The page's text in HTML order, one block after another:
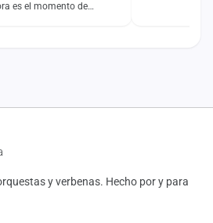
es el momento de
y verbenas. Hecho por y para